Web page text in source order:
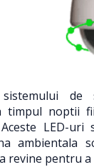
sistemului de
timpul noptii
LED-uri
ambientala
revine pentru a